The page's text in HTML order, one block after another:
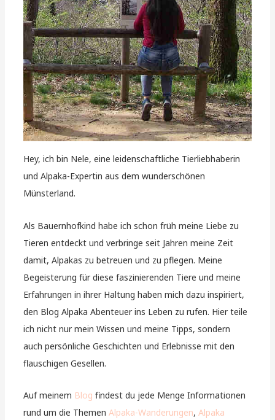
Hey, ich bin Nele, eine leidenschaftliche Tierliebhaberin
und Alpaka-Expertin aus dem wunderschönen
Münsterland.
Als Bauernhofkind habe ich schon früh meine Liebe zu
Tieren entdeckt und verbringe seit Jahren meine Zeit
damit, Alpakas zu betreuen und zu pflegen. Meine
Begeisterung für diese faszinierenden Tiere und meine
Erfahrungen in ihrer Haltung haben mich dazu inspiriert,
den Blog Alpaka Abenteuer ins Leben zu rufen. Hier teile
ich nicht nur mein Wissen und meine Tipps, sondern
auch persönliche Geschichten und Erlebnisse mit den
flauschigen Gesellen.
Auf meinem Blog findest du jede Menge Informationen
rund um die ThemenAlpaka-Wanderungen,Alpaka